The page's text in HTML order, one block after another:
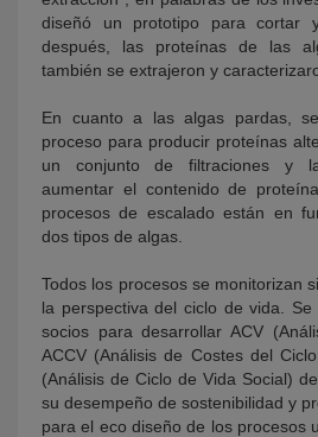
diseñó un prototipo para cortar
después, las proteínas de las
también se extrajeron y
En cuanto a las algas pardas,
proceso para producir proteínas
un conjunto de filtraciones y
aumentar el contenido de
procesos de escalado están en
dos tipos de algas.
Todos los procesos se monitorizan
la perspectiva del ciclo de vida.
socios para desarrollar ACV
ACCV (Análisis de Costes del
(Análisis de Ciclo de Vida Social)
su desempeño de sostenibilidad y
para el eco diseño de los procesos